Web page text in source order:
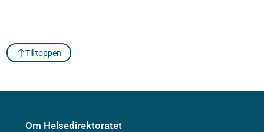
Til toppen
Om Helsedirektoratet